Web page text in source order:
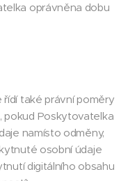
oprávněna dobu
řídí také právní poměry
pokud Poskytovatelka
namísto odměny,
osobní údaje
digitálního obsahu